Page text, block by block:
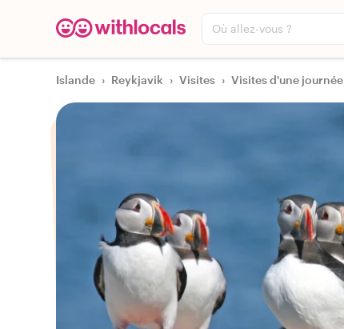
Où allez-vous ?
Islande › Reykjavik › Visites › Visites d'une journée